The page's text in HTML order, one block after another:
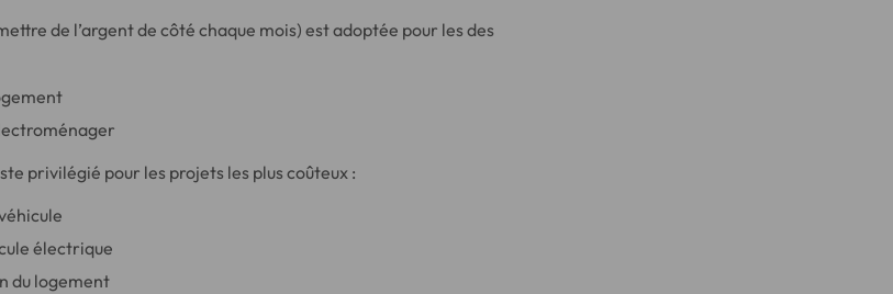
de l’argent de côté chaque mois) est adoptée pour les des
privilégié pour les projets les plus coûteux :
électrique
du logement